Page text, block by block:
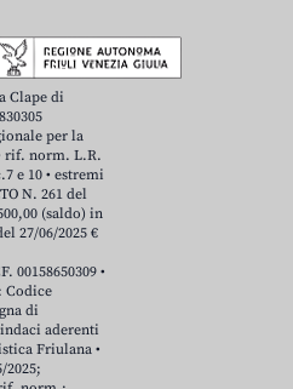
Clape di
per la
rif. norm. L.R.
e 10 • estremi
N. 261 del
(saldo) in
27/06/2025 €
00158650309 •
Codice
di
aderenti
Friulana •
2025;